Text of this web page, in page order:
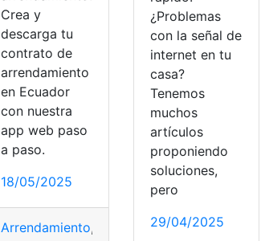
Crea y
descarga tu
contrato de
arrendamiento
en Ecuador
con nuestra
app web paso
a paso.
18/05/2025
Arrendamiento, ,Descargar,Ecuador
¿Problemas
con la señal de
internet en tu
casa?
Tenemos
muchos
artículos
proponiendo
soluciones,
pero
29/04/2025